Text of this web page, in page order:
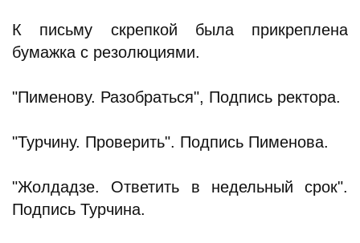
К письму скрепкой была прикреплена
бумажка с резолюциями.
"Пименову. Разобраться", Подпись ректора.
"Турчину. Проверить". Подпись Пименова.
"Жолдадзе. Ответить в недельный срок".
Подпись Турчина.